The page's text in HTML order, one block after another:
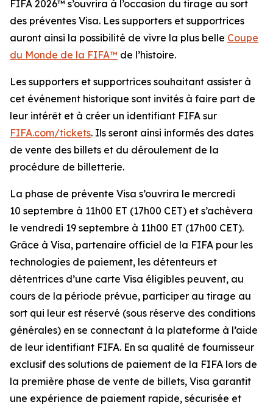
FIFA 2026™ s’ouvrira à l’occasion du tirage au sort
des préventes Visa. Les supporters et supportrices
auront ainsi la possibilité de vivre la plus belle Coupe
du Monde de la FIFA™ de l’histoire.
Les supporters et supportrices souhaitant assister à
cet événement historique sont invités à faire part de
leur intérêt et à créer un identifiant FIFA sur
FIFA.com/tickets. Ils seront ainsi informés des dates
de vente des billets et du déroulement de la
procédure de billetterie.
La phase de prévente Visa s’ouvrira le mercredi
10 septembre à 11h00 ET (17h00 CET) et s’achèvera
le vendredi 19 septembre à 11h00 ET (17h00 CET).
Grâce à Visa, partenaire officiel de la FIFA pour les
technologies de paiement, les détenteurs et
détentrices d’une carte Visa éligibles peuvent, au
cours de la période prévue, participer au tirage au
sort qui leur est réservé (sous réserve des conditions
générales) en se connectant à la plateforme à l’aide
de leur identifiant FIFA. En sa qualité de fournisseur
exclusif des solutions de paiement de la FIFA lors de
la première phase de vente de billets, Visa garantit
une expérience de paiement rapide, sécurisée et